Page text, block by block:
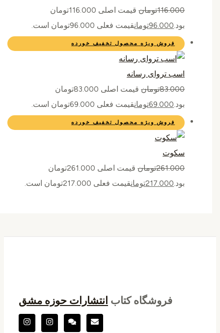
116.000تومان
قیمت اصلی 116.000تومان
96.000تومانقیمت فعلی 96.000تومان است.
فروش ویژه محصول تخفیف خورده
اسب تروای رسانه
83.000تومان
قیمت اصلی 83.000تومان
69.000تومانقیمت فعلی 69.000تومان است.
فروش ویژه محصول تخفیف خورده
سکوت
261.000تومان
قیمت اصلی 261.000تومان
217.000تومانقیمت فعلی 217.000تومان است.
فروشگاه کتابانتشارات حوزه مشق